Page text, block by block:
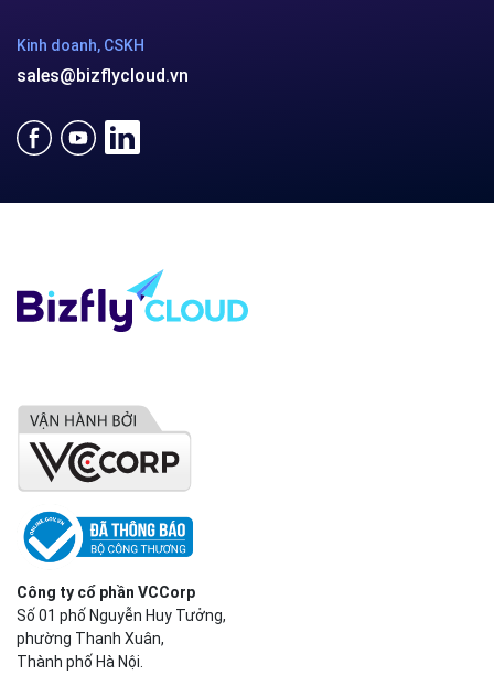
Kinh doanh, CSKH
sales@bizflycloud.vn
Công ty cổ phần VCCorp
Số 01 phố Nguyễn Huy Tưởng,